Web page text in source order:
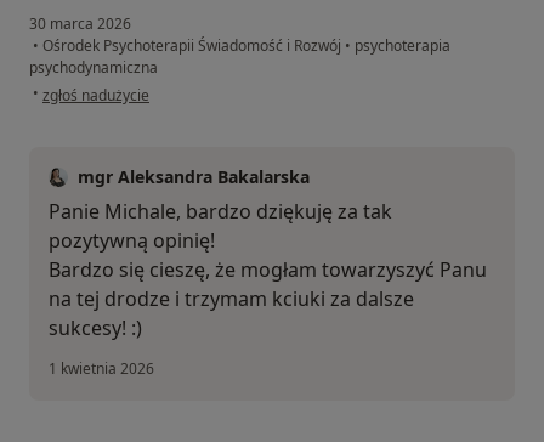
30 marca 2026
• Ośrodek Psychoterapii Świadomość i Rozwój • psychoterapia
psychodynamiczna
• w opinii użytkownika Michał
zgłoś nadużycie
mgr Aleksandra Bakalarska
Panie Michale, bardzo dziękuję za tak
pozytywną opinię!
Bardzo się cieszę, że mogłam towarzyszyć Panu
na tej drodze i trzymam kciuki za dalsze
sukcesy! :)
1 kwietnia 2026